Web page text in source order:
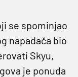
se spominjao
napadača bio
Skyu,
je ponuda